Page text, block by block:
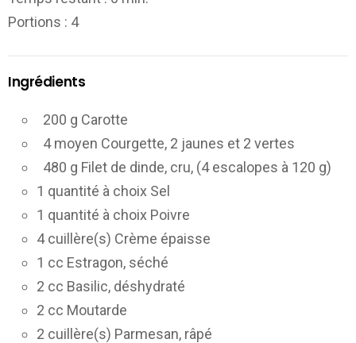
Portions : 4
Ingrédients
200 g Carotte
4 moyen Courgette, 2 jaunes et 2 vertes
480 g Filet de dinde, cru, (4 escalopes à 120 g)
1 quantité à choix Sel
1 quantité à choix Poivre
4 cuillère(s) Crème épaisse
1 cc Estragon, séché
2 cc Basilic, déshydraté
2 cc Moutarde
2 cuillère(s) Parmesan, râpé